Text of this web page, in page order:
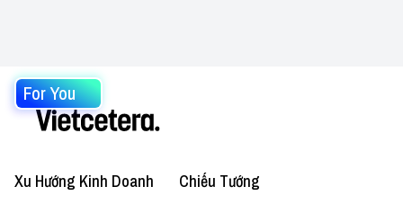
For You
Xu Hướng Kinh Doanh Chiếu Tướng